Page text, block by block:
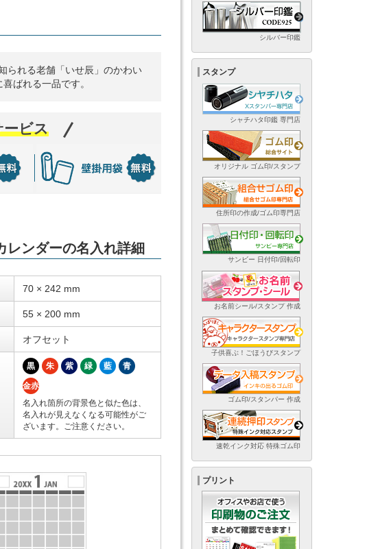
られる老舗「いせ辰」のかわい
ばれる一品です。
ービス
レンダーの名入れ詳細
70 × 242 mm
55 × 200 mm
オフセット
黒 朱 紫 緑 藍 青
金赤
名入れ箇所の背景色と似た色は、
名入れが見えなくなる可能性がご
ざいます。ご注意ください。
シルバー印鑑
スタンプ
シャチハタ印鑑 専門店
オリジナル ゴム印/スタンプ
住所印の作成/ゴム印専門店
サンビー 日付印/回転印
お名前シール/スタンプ 作成
子供喜ぶ！ごほうびスタンプ
ゴム印/スタンパー 作成
速乾インク対応 特殊ゴム印
プリント